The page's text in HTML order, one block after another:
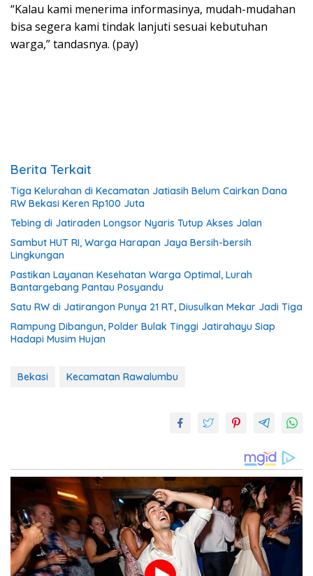
“Kalau kami menerima informasinya, mudah-mudahan
bisa segera kami tindak lanjuti sesuai kebutuhan
warga,” tandasnya. (pay)
Berita Terkait
Tiga Kelurahan di Kecamatan Jatiasih Belum Cairkan Dana
RW Bekasi Keren Rp100 Juta
Tebing di Jatiraden Longsor Nyaris Tutup Akses Jalan
Sambut HUT RI, Warga Harapan Jaya Bersih-bersih
Lingkungan
Pastikan Layanan Kesehatan Warga Optimal, Lurah
Bantargebang Pantau Posyandu
Satu RW di Jatirangon Punya 21 RT, Diusulkan Mekar Jadi Tiga
Rampung Dibangun, Polder Bulak Tinggi Jatirahayu Siap
Hadapi Musim Hujan
Bekasi Kecamatan Rawalumbu